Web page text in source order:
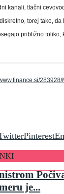
kanali, tlačni
torej tako,
približno toliko,
Pinterest
je...